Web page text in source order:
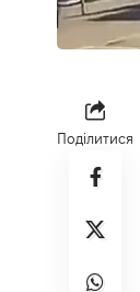
Поділитися